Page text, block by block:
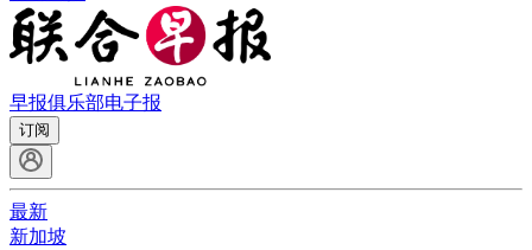
早报俱乐部电子报
订阅
最新
新加坡